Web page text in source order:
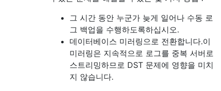
그 시간 동안 누군가 늦게 일어나 수동 로
그 백업을 수행하도록하십시오.
데이터베이스 미러링으로 전환합니다.이
미러링은 지속적으로 로그를 중복 서버로
스트리밍하므로 DST 문제에 영향을 미치
지 않습니다.